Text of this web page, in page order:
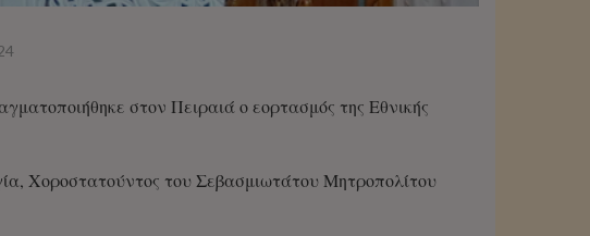
στον Πειραιά ο εορτασμός της Εθνικής
Χοροστατούντος του Σεβασμιωτάτου Μητροπολίτου